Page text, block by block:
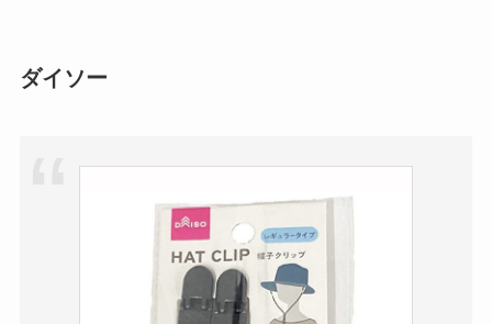
セリア等でカトラリ
ー収納ポーチは買え
る？選び方＆活用
法！
ダイソー